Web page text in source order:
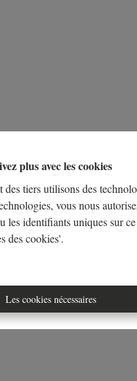
plus avec les cookies
tiers utilisons des
vous nous
les identifiants uniques sur
des cookies'.
Les cookies nécessaires